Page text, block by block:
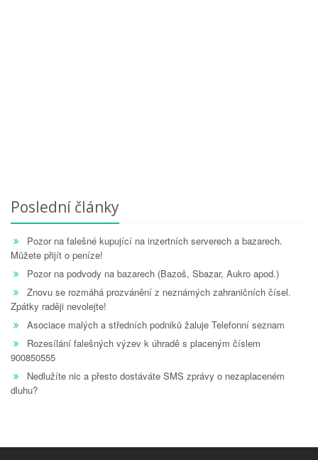
Poslední články
Pozor na falešné kupující na inzertních serverech a bazarech.
Můžete přijít o peníze!
Pozor na podvody na bazarech (Bazoš, Sbazar, Aukro apod.)
Znovu se rozmáhá prozvánění z neznámých zahraničních čísel.
Zpátky raději nevolejte!
Asociace malých a středních podniků žaluje Telefonní seznam
Rozesílání falešných výzev k úhradě s placeným číslem
900850555
Nedlužíte nic a přesto dostáváte SMS zprávy o nezaplaceném
dluhu?